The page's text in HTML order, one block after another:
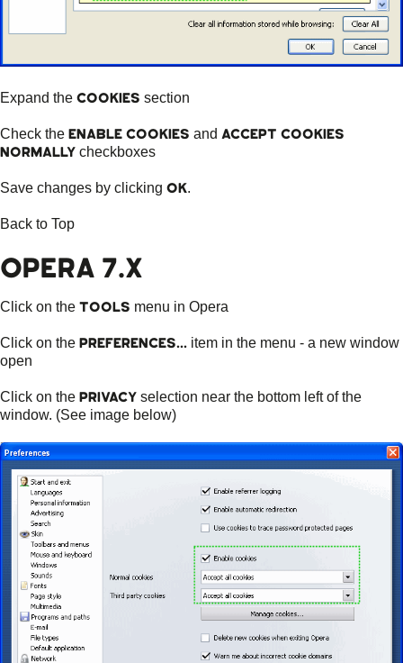
Expand the Cookies section
Check the Enable cookies and Accept cookies
normally checkboxes
Save changes by clicking Ok.
Back to Top
OPERA 7.X
Click on the Tools menu in Opera
Click on the Preferences... item in the menu - a new window
open
Click on the Privacy selection near the bottom left of the
window. (See image below)